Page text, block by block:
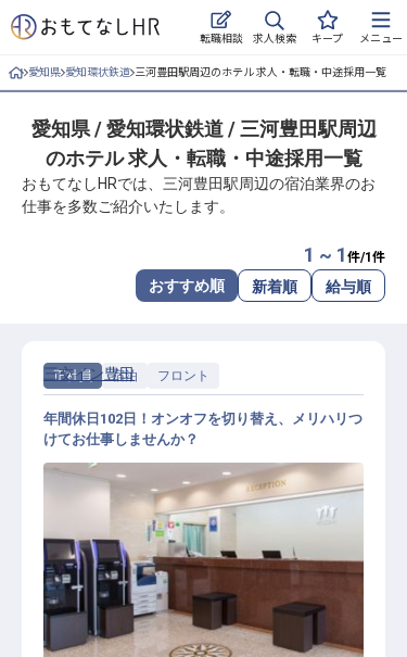
転職相談 求人検索 キープ メニュー
ログイン
求人・施設を探す
キープした求人
おもてなしHRについて
よくある質問
ホテル・宿泊業界情報コラム
転職サポートに申し込む
採用をお考えの企業様へ
愛知県 愛知環状鉄道 三河豊田駅周辺のホテル 求人・転職・中途採用一覧
愛知県 / 愛知環状鉄道 / 三河豊田駅周辺
のホテル 求人・転職・中途採用一覧
おもてなしHRでは、三河豊田駅周辺の宿泊業界のお
仕事を多数ご紹介いたします。
1 ~ 1 件/1 件
おすすめ順 新着順 給与順
正社員 宿泊 フロント
フロントアテンダント
三交イン豊田
年間休日102日！オンオフを切り替え、メリハリつ
けてお仕事しませんか？